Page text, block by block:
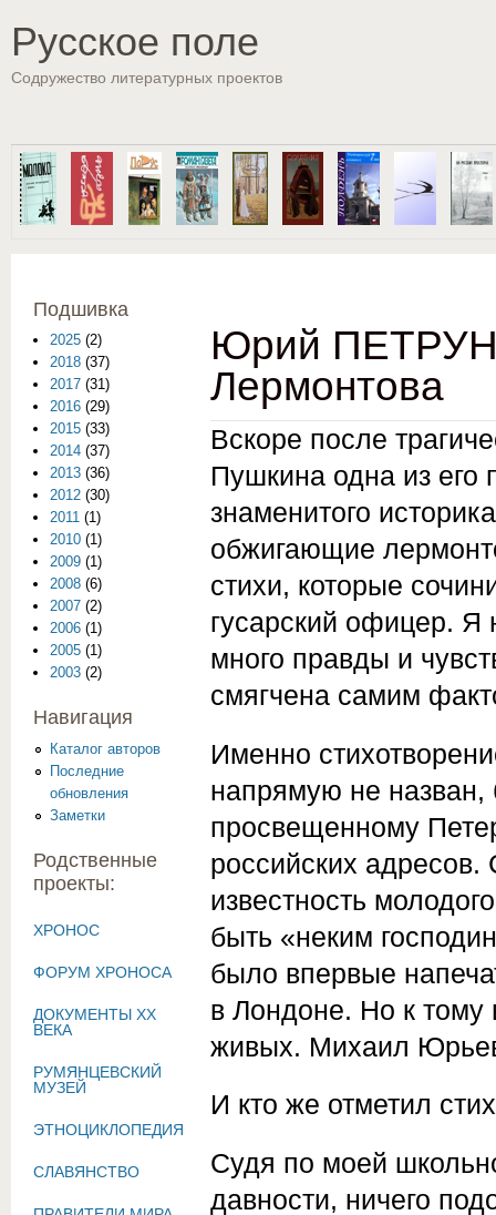
Русское поле
Содружество литературных проектов
Юрий
Лермонтова
Вскоре после
Пушкина одна из
знаменитого
обжигающие
стихи, которые
гусарский офицер. Я
много правды и
смягчена самим
Именно
напрямую не назван,
просвещенному
российских
известность
быть «неким
было впервые
в Лондоне. Но к тому
живых. Михаил
И кто же отметил
Судя по моей
давности, ничего
Подшивка
2025 (2)
2018 (37)
2017 (31)
2016 (29)
2015 (33)
2014 (37)
2013 (36)
2012 (30)
2011 (1)
2010 (1)
2009 (1)
2008 (6)
2007 (2)
2006 (1)
2005 (1)
2003 (2)
Навигация
Каталог авторов
Последние
обновления
Заметки
Родственные
проекты:
ХРОНОС
ФОРУМ ХРОНОСА
ДОКУМЕНТЫ XX
ВЕКА
РУМЯНЦЕВСКИЙ
МУЗЕЙ
ЭТНОЦИКЛОПЕДИЯ
СЛАВЯНСТВО